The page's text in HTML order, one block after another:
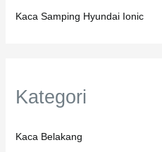
Kaca Samping Hyundai Ionic
Kategori
Kaca Belakang